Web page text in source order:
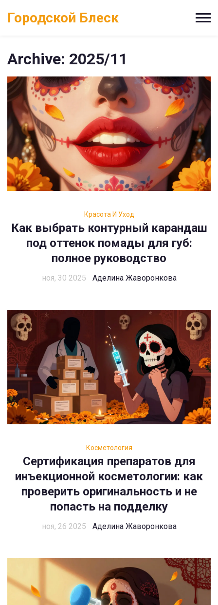
Городской Блеск
Archive: 2025/11
Красота И Уход
Как выбрать контурный карандаш
под оттенок помады для губ:
полное руководство
ноя, 30 2025 Аделина Жаворонкова
Косметология
Сертификация препаратов для
инъекционной косметологии: как
проверить оригинальность и не
попасть на подделку
ноя, 26 2025 Аделина Жаворонкова